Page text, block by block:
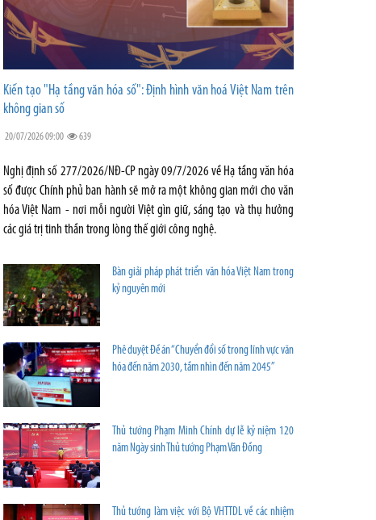
Kiến tạo "Hạ tầng văn hóa số": Định hình văn hoá Việt Nam trên
không gian số
20/07/2026 09:00 639
Nghị định số 277/2026/NĐ-CP ngày 09/7/2026 về Hạ tầng văn hóa
số được Chính phủ ban hành sẽ mở ra một không gian mới cho văn
hóa Việt Nam - nơi mỗi người Việt gìn giữ, sáng tạo và thụ hưởng
các giá trị tinh thần trong lòng thế giới công nghệ.
Bàn giải pháp phát triển văn hóa Việt Nam trong
kỷ nguyên mới
Phê duyệt Đề án “Chuyển đổi số trong lĩnh vực văn
hóa đến năm 2030, tầm nhìn đến năm 2045”
Thủ tướng Phạm Minh Chính dự lễ kỷ niệm 120
năm Ngày sinh Thủ tướng Phạm Văn Đồng
Thủ tướng làm việc với Bộ VHTTDL về các nhiệm